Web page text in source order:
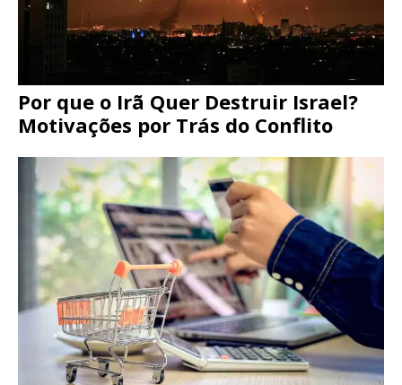
Por que o Irã Quer Destruir Israel?
Motivações por Trás do Conflito